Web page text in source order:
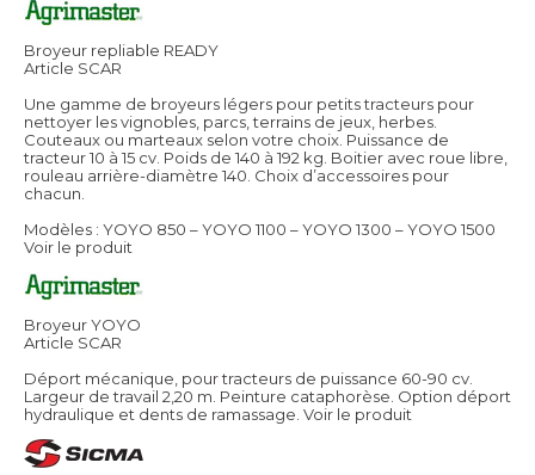
Broyeur repliable READY
Article SCAR
Une gamme de broyeurs légers pour petits tracteurs pour
nettoyer les vignobles, parcs, terrains de jeux, herbes.
Couteaux ou marteaux selon votre choix. Puissance de
tracteur 10 à 15 cv. Poids de 140 à 192 kg. Boitier avec roue libre,
rouleau arrière-diamètre 140. Choix d’accessoires pour
chacun.
Modèles : YOYO 850 – YOYO 1100 – YOYO 1300 – YOYO 1500
Voir le produit
Broyeur YOYO
Article SCAR
Déport mécanique, pour tracteurs de puissance 60-90 cv.
Largeur de travail 2,20 m. Peinture cataphorèse. Option déport
hydraulique et dents de ramassage. Voir le produit